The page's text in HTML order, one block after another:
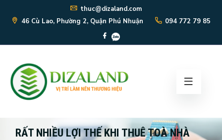
thuc@dizaland.com
46 Cù Lao, Phường 2, Quận Phú Nhuận
094 772 79 85
RẤT NHIỀU LỢI THẾ KHI THUÊ TOÀ NHÀ